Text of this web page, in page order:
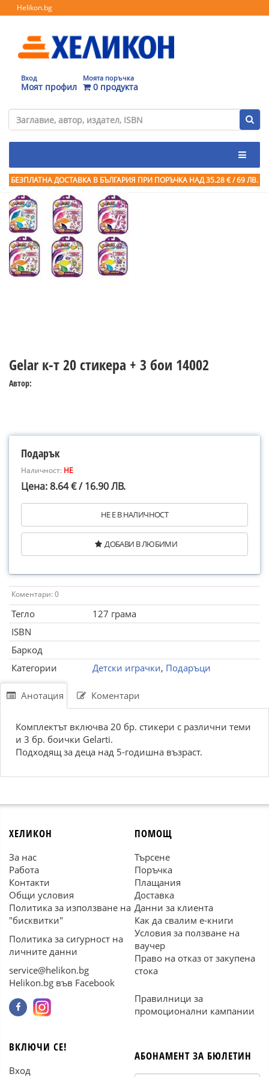
Helikon.bg
Вход
Моят профил
Моята поръчка
0 продукта
БЕЗПЛАТНА ДОСТАВКА В БЪЛГАРИЯ ПРИ ПОРЪЧКА НАД 35.28 € / 69 ЛВ.
Gelar к-т 20 стикера + 3 бои 14002
Автор:
Подарък
Наличност: НЕ
Цена: 8.64 € / 16.90 ЛВ.
НЕ Е В НАЛИЧНОСТ
ДОБАВИ В ЛЮБИМИ
Коментари: 0
Тегло
127 грама
ISBN
Баркод
Категории
Детски играчки, Подаръци
Анотация Коментари
Комплектът включва 20 бр. стикери с различни теми
и 3 бр. боички Gelarti.
Подходящ за деца над 5-годишна възраст.
ХЕЛИКОН
За нас
Работа
Контакти
Общи условия
Политика за използване на
"бисквитки"
Политика за сигурност на
личните данни
service@helikon.bg
Helikon.bg във Facebook
ПОМОЩ
Търсене
Поръчка
Плащания
Доставка
Данни за клиента
Как да свалим е-книги
Условия за ползване на
ваучер
Право на отказ от закупена
стока
Правилници за
промоционални кампании
ВКЛЮЧИ СЕ!
Вход
АБОНАМЕНТ ЗА БЮЛЕТИН